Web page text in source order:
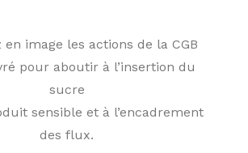
en image les actions de la CGB
pour aboutir à l’insertion du
sucre
sensible et à l’encadrement
des flux.